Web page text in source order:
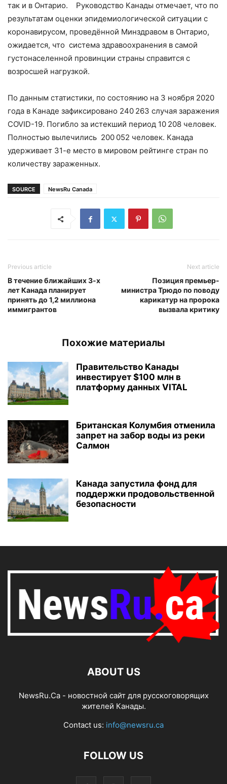
так и в Онтарио. Руководство Канады отмечает, что по
результатам оценки эпидемиологической ситуации с
коронавирусом, проведённой Минздравом в Онтарио,
ожидается, что система здравоохранения в самой
густонаселенной провинции страны справится с
возросшей нагрузкой.
По данным статистики, по состоянию на 3 ноября 2020
года в Канаде зафиксировано 240 263 случая заражения
COVID-19. Погибло за истекший период 10 208 человек.
Полностью вылечились 200 052 человек. Канада
удерживает 31-е место в мировом рейтинге стран по
количеству зараженных.
SOURCE NewsRu Canada
Previous article
В течение ближайших 3-х
лет Канада планирует
принять до 1,2 миллиона
иммигрантов
Next article
Позиция премьер-
министра Трюдо по поводу
карикатур на пророка
вызвала критику
Похожие материалы
Правительство Канады
инвестирует $100 млн в
платформу данных VITAL
Британская Колумбия отменила
запрет на забор воды из реки
Салмон
Канада запустила фонд для
поддержки продовольственной
безопасности
ABOUT US
NewsRu.Ca - новостной сайт для русскоговорящих
жителей Канады.
Contact us: info@newsru.ca
FOLLOW US